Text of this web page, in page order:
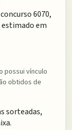
6070,
em
possui vínculo
obtidos de
sorteadas,